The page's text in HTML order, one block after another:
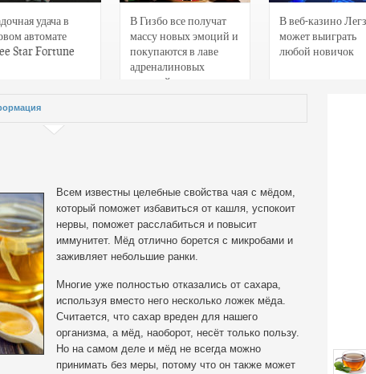
удача в
автомате
Star Fortune
В Гизбо все получат
массу новых эмоций и
покупаются в лаве
адреналиновых
страстей
В веб-казино
может выиграть
любой новичок
Всем известны целебные свойства чая с мёдом,
который поможет избавиться от кашля, успокоит
нервы, поможет расслабиться и повысит
иммунитет. Мёд отлично борется с микробами и
заживляет небольшие ранки.
Многие уже полностью отказались от сахара,
используя вместо него несколько ложек мёда.
Считается, что сахар вреден для нашего
организма, а мёд, наоборот, несёт только пользу.
Но на самом деле и мёд не всегда можно
принимать без меры, потому что он также может